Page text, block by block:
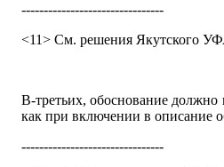
--------------------------------
<11> См. решения Якутского
В-третьих, обоснование должно
как при включении в описание
--------------------------------